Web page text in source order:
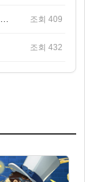
루트 – 좀비 떼를 뚫고 달려라! 스쿨버스가 유일한 집이 되는 4인 협동 생존 게임 조회 409
조회 432